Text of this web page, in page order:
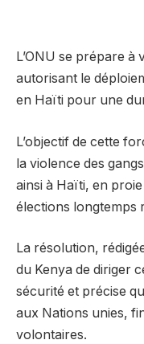
L’ONU se prépare
autorisant le
en Haïti pour une
L’objectif de cette
la violence des
ainsi à Haïti, en
élections longtemps
La résolution,
du Kenya de diriger
sécurité et précise
aux Nations unies,
volontaires.